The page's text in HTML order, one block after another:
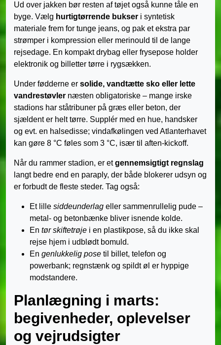
Ud over jakken bør resten af tøjet også kunne tåle en
byge. Vælg hurtigtørrende bukser i syntetisk
materiale frem for tunge jeans, og pak et ekstra par
strømper i kompression eller merinould til de lange
rejsedage. En kompakt drybag eller frysepose holder
elektronik og billetter tørre i rygsækken.
Under fødderne er solide, vandtætte sko eller lette
vandrestøvler næsten obligatoriske – mange irske
stadions har ståtribuner på græs eller beton, der
sjældent er helt tørre. Supplér med en hue, handsker
og evt. en halsedisse; vindafkølingen ved Atlanterhavet
kan gøre 8 °C føles som 3 °C, især til aften-kickoff.
Når du rammer stadion, er etgennemsigtigt regnslag
langt bedre end en paraply, der både blokerer udsyn og
er forbudt de fleste steder. Tag også:
Et lille siddeunderlag eller sammenrullelig pude –
metal- og betonbænke bliver isnende kolde.
En tør skiftetrøje i en plastikpose, så du ikke skal
rejse hjem i udblødt bomuld.
En genlukkelig pose til billet, telefon og
powerbank; regnstænk og spildt øl er hyppige
modstandere.
Planlægning i marts:
begivenheder, oplevelser
og vejrudsigter